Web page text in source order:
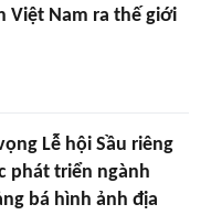
Việt Nam ra thế giới
Lễ hội Sầu riêng
phát triển ngành
bá hình ảnh địa